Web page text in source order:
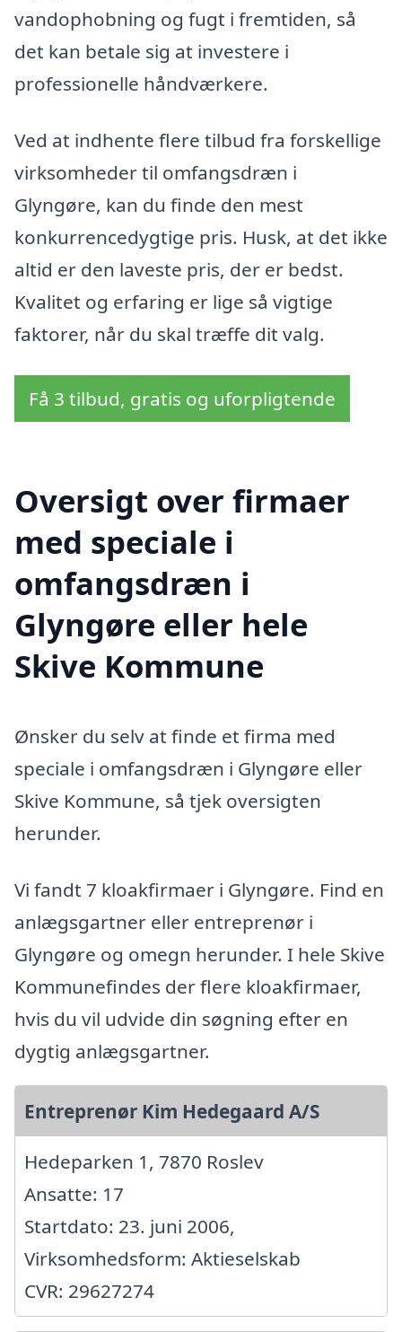
vandophobning og fugt i fremtiden, så
det kan betale sig at investere i
professionelle håndværkere.
Ved at indhente flere tilbud fra forskellige
virksomheder til omfangsdræn i
Glyngøre, kan du finde den mest
konkurrencedygtige pris. Husk, at det ikke
altid er den laveste pris, der er bedst.
Kvalitet og erfaring er lige så vigtige
faktorer, når du skal træffe dit valg.
Få 3 tilbud, gratis og uforpligtende
Oversigt over firmaer
med speciale i
omfangsdræn i
Glyngøre eller hele
Skive Kommune
Ønsker du selv at finde et firma med
speciale i omfangsdræn i Glyngøre eller
Skive Kommune, så tjek oversigten
herunder.
Vi fandt 7 kloakfirmaer i Glyngøre. Find en
anlægsgartner eller entreprenør i
Glyngøre og omegn herunder. I hele Skive
Kommunefindes der flere kloakfirmaer,
hvis du vil udvide din søgning efter en
dygtig anlægsgartner.
Entreprenør Kim Hedegaard A/S
Hedeparken 1, 7870 Roslev
Ansatte: 17
Startdato: 23. juni 2006,
Virksomhedsform: Aktieselskab
CVR: 29627274